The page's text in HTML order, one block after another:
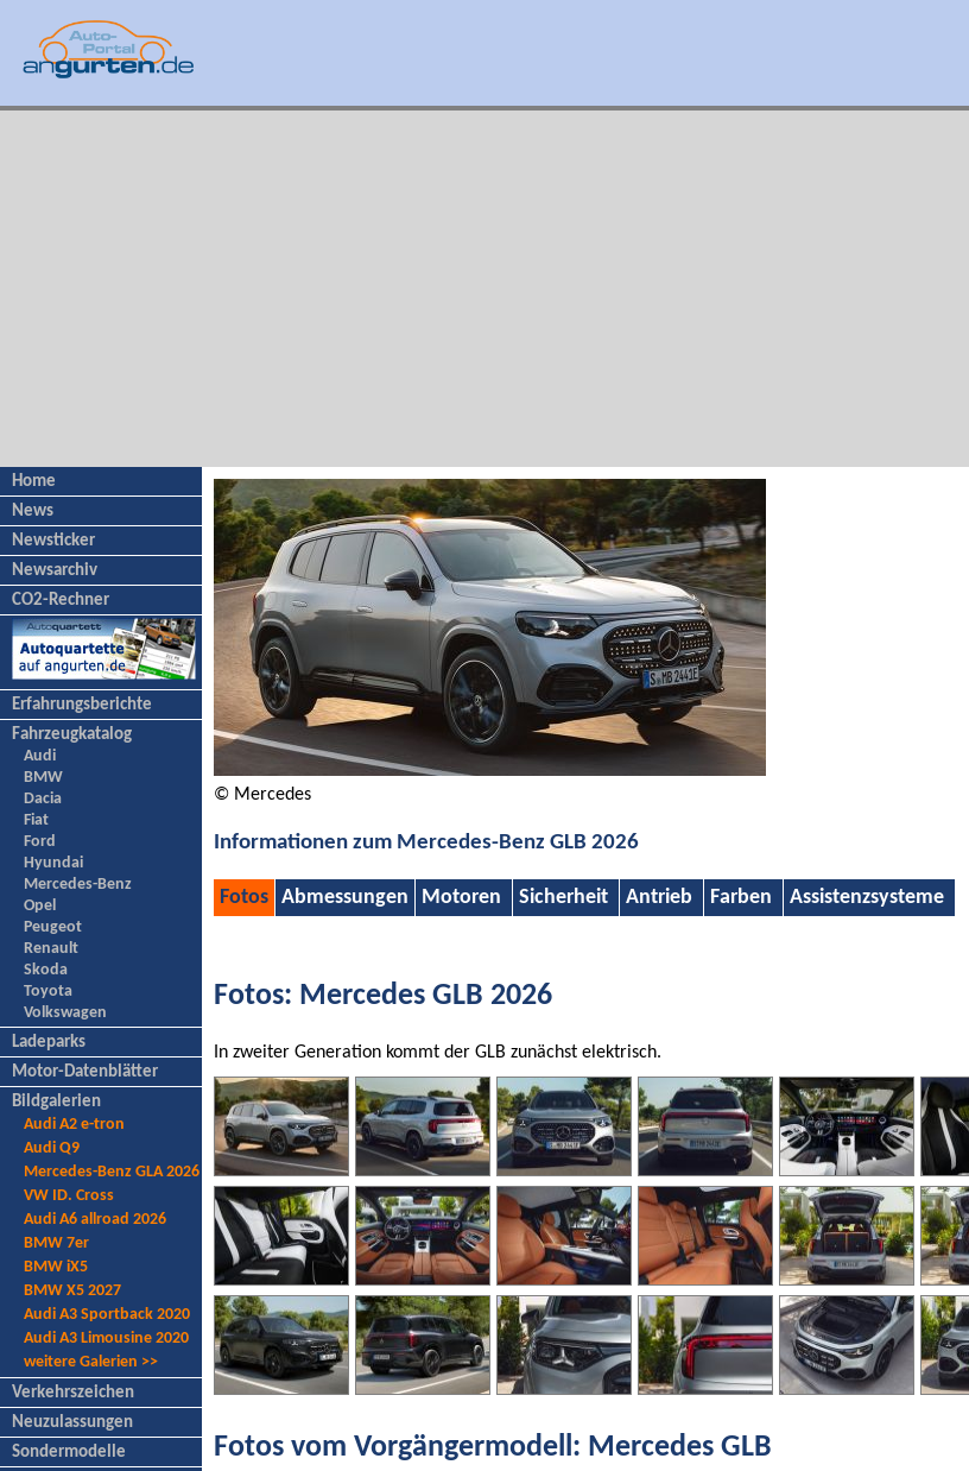
Home
News
Newsticker
Newsarchiv
CO2-Rechner
Erfahrungsberichte
Fahrzeugkatalog
Audi
BMW
Dacia
Fiat
Ford
Hyundai
Mercedes-Benz
Opel
Peugeot
Renault
Skoda
Toyota
Volkswagen
Ladeparks
Motor-Datenblätter
Bildgalerien
Audi A2 e-tron
Audi Q9
Mercedes-Benz GLA 2026
VW ID. Cross
Audi A6 allroad 2026
BMW 7er
BMW iX5
BMW X5 2027
Audi A3 Sportback 2020
Audi A3 Limousine 2020
weitere Galerien >>
Verkehrszeichen
Neuzulassungen
Sondermodelle
© Mercedes
Informationen zum Mercedes-Benz GLB 2026
Fotos Abmessungen Motoren Sicherheit Antrieb Farben Assistenzsysteme
Fotos: Mercedes GLB 2026
In zweiter Generation kommt der GLB zunächst elektrisch.
Fotos vom Vorgängermodell: Mercedes GLB